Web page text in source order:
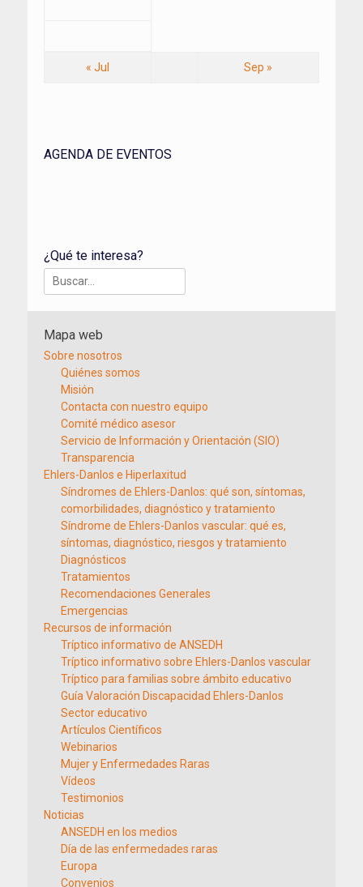
« Jul Sep »
AGENDA DE EVENTOS
¿Qué te interesa?
Buscar:
Mapa web
Sobre nosotros
Quiénes somos
Misión
Contacta con nuestro equipo
Comité médico asesor
Servicio de Información y Orientación (SIO)
Transparencia
Ehlers-Danlos e Hiperlaxitud
Síndromes de Ehlers-Danlos: qué son, síntomas,
comorbilidades, diagnóstico y tratamiento
Síndrome de Ehlers-Danlos vascular: qué es,
síntomas, diagnóstico, riesgos y tratamiento
Diagnósticos
Tratamientos
Recomendaciones Generales
Emergencias
Recursos de información
Tríptico informativo de ANSEDH
Tríptico informativo sobre Ehlers-Danlos vascular
Tríptico para familias sobre ámbito educativo
Guía Valoración Discapacidad Ehlers-Danlos
Sector educativo
Artículos Científicos
Webinarios
Mujer y Enfermedades Raras
Vídeos
Testimonios
Noticias
ANSEDH en los medios
Día de las enfermedades raras
Europa
Convenios